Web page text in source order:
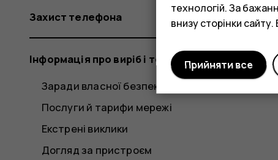
Захист телефона
Інформація про виріб і техніку безпеки
Заради власної безпеки
Послуги й тарифи мережі
Екстрені виклики
Догляд за пристроєм
технологій. За
внизу сторінки
Прийняти все